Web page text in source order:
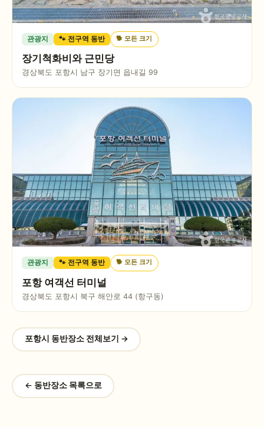
관광지 🐾 전구역 동반 🐕모든 크기
장기척화비와 근민당
경상북도 포항시 남구 장기면 읍내길 99
관광지 🐾 전구역 동반 🐕모든 크기
포항 여객선 터미널
경상북도 포항시 북구 해안로 44 (항구동)
포항시 동반장소 전체보기 →
← 동반장소 목록으로